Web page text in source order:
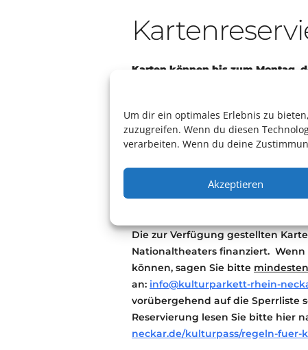
Um dir ein optimales Erlebnis zu
zuzugreifen. Wenn du diesen
verarbeiten. Wenn du deine
Akzeptieren
Karten können bis zum Montag,
vor, die Karten zu verlosen. Sie
Reservierung.
Die Karten werden an der
Die kostenfreien Tickets können
Abendkasse abholt werden.
Wichtig: Wir weisen Sie
Die zur Verfügung gestellten
Nationaltheaters finanziert.
können, sagen Sie bitte
an: info@kulturparkett-rhein-
vorübergehend auf die Sperrliste
Reservierung lesen Sie bitte hier
neckar.de/kulturpass/regeln-